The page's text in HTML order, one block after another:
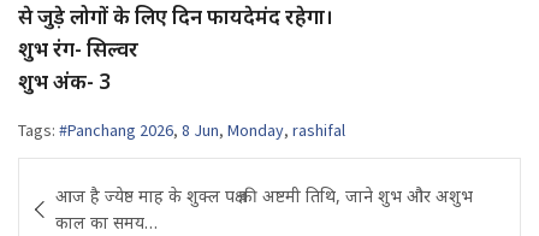
से जुड़े लोगों के लिए दिन फायदेमंद रहेगा।
शुभ रंग- सिल्वर
शुभ अंक- 3
Tags: #Panchang 2026, 8 Jun, Monday, rashifal
navigation
आज है ज्येष्ठ माह के शुक्ल पक्ष की अष्टमी तिथि, जाने शुभ और अशुभ
काल का समय…